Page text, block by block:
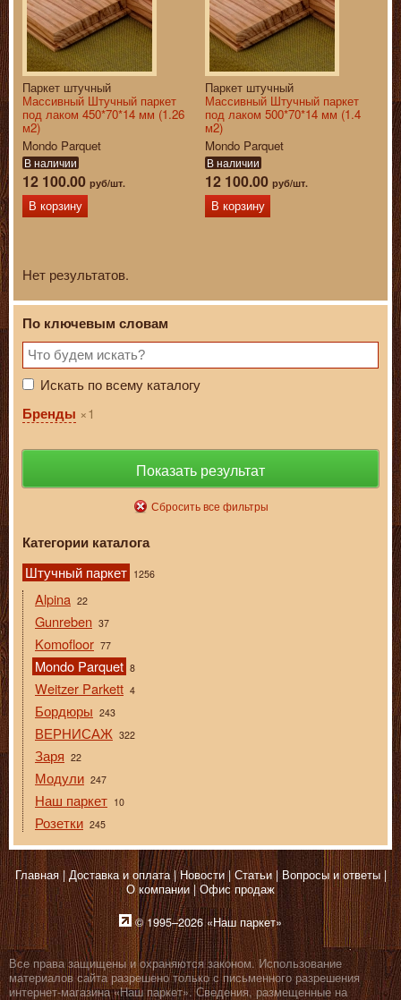
Паркет штучный
Массивный Штучный паркет
под лаком 450*70*14 мм (1.26
м2)
Mondo Parquet
В наличии
12 100.00 руб/шт.
В корзину
Паркет штучный
Массивный Штучный паркет
под лаком 500*70*14 мм (1.4
м2)
Mondo Parquet
В наличии
12 100.00 руб/шт.
В корзину
Нет результатов.
По ключевым словам
Искать по всему каталогу
Бренды
1
Показать результат
Сбросить все фильтры
Категории каталога
Штучный паркет 1256
Alpina 22
Gunreben 37
Komofloor 77
Mondo Parquet 8
Weitzer Parkett 4
Бордюры 243
ВЕРНИСАЖ 322
Заря 22
Модули 247
Наш паркет 10
Розетки 245
Главная Доставка и оплата Новости Статьи Вопросы и ответы
О компании Офис продаж
© 1995–2026 «Наш паркет»
Все права защищены и охраняются законом. Использование
материалов сайта разрешено только с письменного разрешения
интернет-магазина «Наш паркет». Сведения, размещенные на